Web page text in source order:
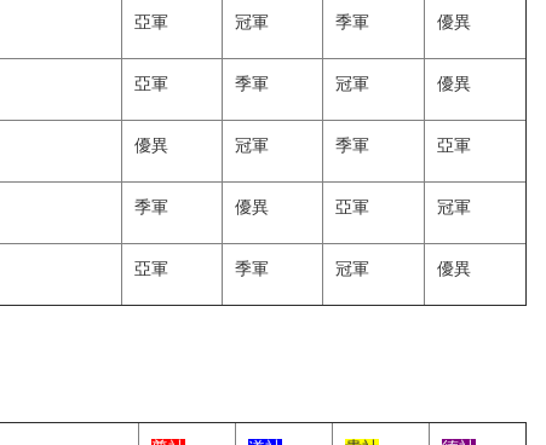
亞軍 冠軍 季軍 優異
亞軍 季軍 冠軍 優異
優異 冠軍 季軍 亞軍
季軍 優異 亞軍 冠軍
亞軍 季軍 冠軍 優異